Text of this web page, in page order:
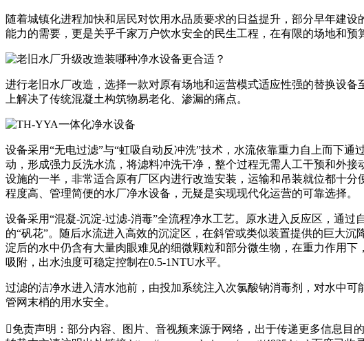
随着城镇化进程加快和居民对饮用水品质要求的日益提升，部分早年建
能力的需要，更是关乎千家万户饮水安全的民生工程，在有限的场地和预
进行老旧水厂改造，选择一款对原有场地和运营模式适应性强的替换设
上解决了传统混凝土构筑物易老化、渗漏的痛点。
设备采用“无电过滤”与“虹吸自动反冲洗”技术，水流依靠重力自上而下
动，形成强力反洗水流，将滤料冲洗干净，整个过程无需人工干预和外
设施的一半，非常适合原有厂区内进行改造安装，运输和吊装就位都十
程度高、管理简便的水厂净水设备，无疑是实现现代化运营的可靠选择。
设备采用“混凝-沉淀-过滤-消毒”全流程净水工艺。原水进入反应区，通
的“矾花”。随后水流进入高效的沉淀区，在斜管或类似装置提供的巨大
淀后的水中仍含有大量肉眼难见的细微颗粒和部分微生物，在重力作用
吸附，出水浊度可稳定控制在0.5-1NTU水平。
过滤的洁净水进入清水池前，由投加系统注入次氯酸钠消毒剂，对水中
管网末梢的用水安全。
免责声明：部分内容、图片、音视频来源于网络，出于传递更多信息目